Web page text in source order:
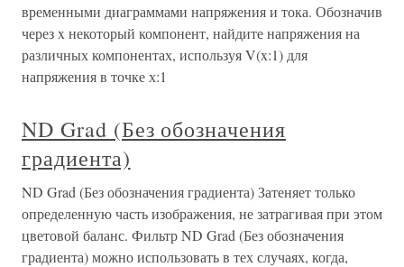
временными диаграммами напряжения и тока. Обозначив
через x некоторый компонент, найдите напряжения на
различных компонентах, используя V(x:1) для
напряжения в точке х:1
ND Grad (Без обозначения
градиента)
ND Grad (Без обозначения градиента) Затеняет только
определенную часть изображения, не затрагивая при этом
цветовой баланс. Фильтр ND Grad (Без обозначения
градиента) можно использовать в тех случаях, когда,